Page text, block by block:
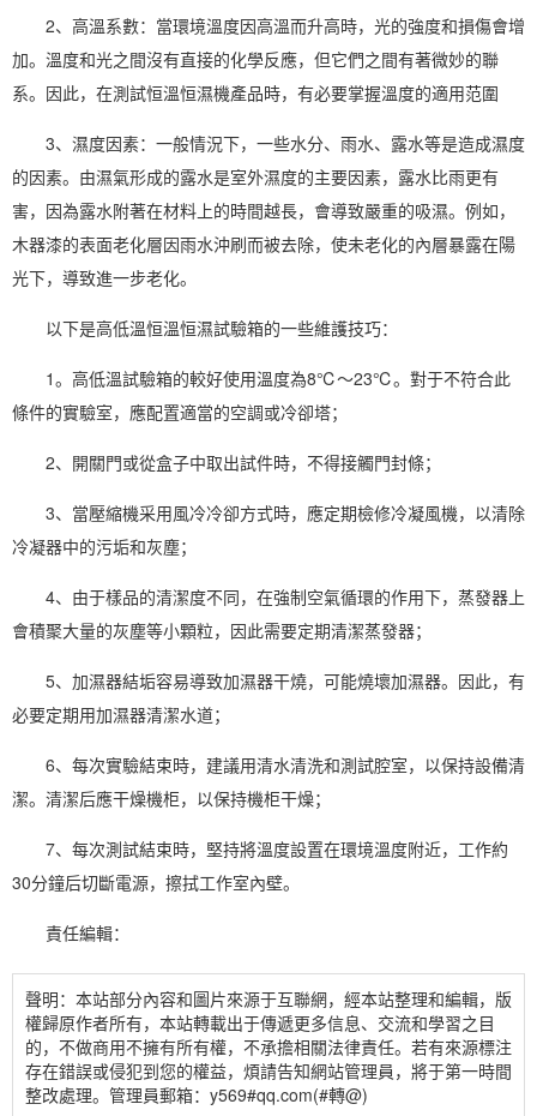
2、高溫系數：當環境溫度因高溫而升高時，光的強度和損傷會增
加。溫度和光之間沒有直接的化學反應，但它們之間有著微妙的聯
系。因此，在測試恒溫恒濕機產品時，有必要掌握溫度的適用范圍
3、濕度因素：一般情況下，一些水分、雨水、露水等是造成濕度
的因素。由濕氣形成的露水是室外濕度的主要因素，露水比雨更有
害，因為露水附著在材料上的時間越長，會導致嚴重的吸濕。例如，
木器漆的表面老化層因雨水沖刷而被去除，使未老化的內層暴露在陽
光下，導致進一步老化。
以下是高低溫恒溫恒濕試驗箱的一些維護技巧：
1。高低溫試驗箱的較好使用溫度為8℃～23℃。對于不符合此
條件的實驗室，應配置適當的空調或冷卻塔；
2、開關門或從盒子中取出試件時，不得接觸門封條；
3、當壓縮機采用風冷冷卻方式時，應定期檢修冷凝風機，以清除
冷凝器中的污垢和灰塵；
4、由于樣品的清潔度不同，在強制空氣循環的作用下，蒸發器上
會積聚大量的灰塵等小顆粒，因此需要定期清潔蒸發器；
5、 加濕器結垢容易導致加濕器干燒，可能燒壞加濕器。因此，有
必要定期用加濕器清潔水道；
6、每次實驗結束時，建議用清水清洗和測試腔室，以保持設備清
潔。清潔后應干燥機柜，以保持機柜干燥；
7、每次測試結束時，堅持將溫度設置在環境溫度附近，工作約
30分鐘后切斷電源，擦拭工作室內壁。
責任編輯：
聲明：本站部分內容和圖片來源于互聯網，經本站整理和編輯，版
權歸原作者所有，本站轉載出于傳遞更多信息、交流和學習之目
的，不做商用不擁有所有權，不承擔相關法律責任。若有來源標注
存在錯誤或侵犯到您的權益，煩請告知網站管理員，將于第一時間
整改處理。管理員郵箱：y569#qq.com(#轉@)